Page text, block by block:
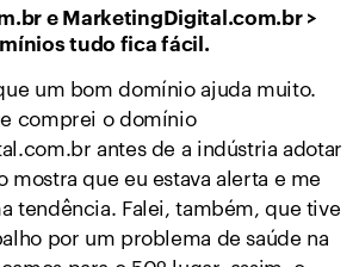
e MarketingDigital.com.br >
tudo fica fácil.
um bom domínio ajuda muito.
comprei o domínio
antes de a indústria adotar
mostra que eu estava alerta e me
tendência. Falei, também, que tive
por um problema de saúde na